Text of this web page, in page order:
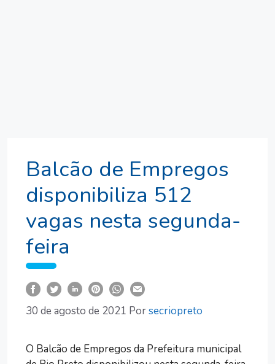
Balcão de Empregos
disponibiliza 512
vagas nesta segunda-
feira
30 de agosto de 2021 Porsecriopreto
O Balcão de Empregos da Prefeitura municipal